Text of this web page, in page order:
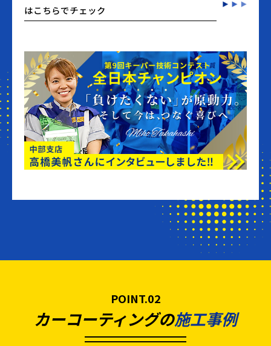
はこちらでチェック
POINT.02
カーコーティングの施工事例